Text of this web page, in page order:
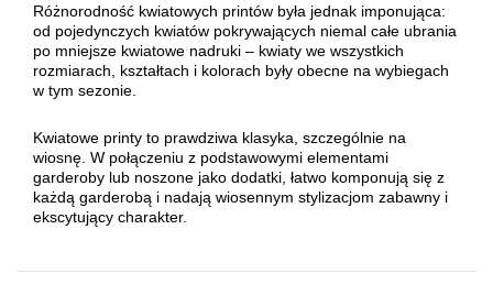
Różnorodność kwiatowych printów była jednak imponująca:
od pojedynczych kwiatów pokrywających niemal całe ubrania
po mniejsze kwiatowe nadruki – kwiaty we wszystkich
rozmiarach, kształtach i kolorach były obecne na wybiegach
w tym sezonie.
Kwiatowe printy to prawdziwa klasyka, szczególnie na
wiosnę. W połączeniu z podstawowymi elementami
garderoby lub noszone jako dodatki, łatwo komponują się z
każdą garderobą i nadają wiosennym stylizacjom zabawny i
ekscytujący charakter.